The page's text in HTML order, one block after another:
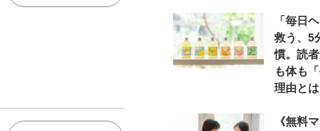
「毎日
救う、5
慣。読
も体も
理由とは
《無料